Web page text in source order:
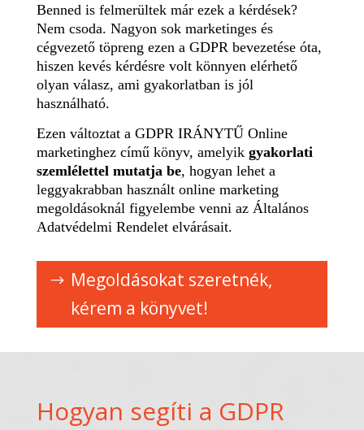
Benned is felmerültek már ezek a kérdések?
Nem csoda. Nagyon sok marketinges és
cégvezető töpreng ezen a GDPR bevezetése óta,
hiszen kevés kérdésre volt könnyen elérhető
olyan válasz, ami gyakorlatban is jól
használható.
Ezen változtat a GDPR IRÁNYTŰ Online
marketinghez című könyv, amelyik gyakorlati
szemlélettel mutatja be, hogyan lehet a
leggyakrabban használt online marketing
megoldásoknál figyelembe venni az Általános
Adatvédelmi Rendelet elvárásait.
Megoldásokat szeretnék,
kérem a könyvet!
Hogyan segíti a GDPR